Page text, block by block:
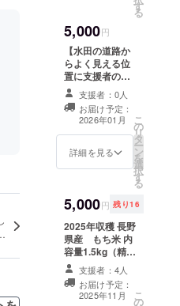
す
る
5,000円
【水田の道路か
らよく見える位
置に支援者の氏
名の入った立看
板を掲載】 水田
の道路から目立
つ位置に支援者
様のお名前
（ニックネー
月〜2027年1月
31日までの約1
年間 ・必ず備考
欄に希望される
お名前をご記入
ください。 ・不
要な方は「掲載
不要」とご記入
支援者：0人
お届け予定：
2026年01月
詳細を見る
こ
の
リ
タ
ー
ン
を
選
択
す
る
5,000円 残り16
2025年収穫 長野
県産 もち米 内
容量1.5kg（精米
済み） 到着後は
涼しい場所に保
管し1ヶ月を目安
にお召し上がり
支援者：4人
お届け予定：
2025年11月
こ
の